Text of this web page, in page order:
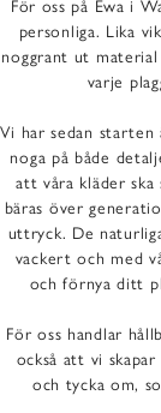
För oss på Ewa i
personliga. Lika
noggrant ut
varje
Vi har sedan
noga på både
att våra kläder
bäras över
uttryck. De
vackert och med
och förnya ditt
För oss handlar
också att vi
och tycka om,